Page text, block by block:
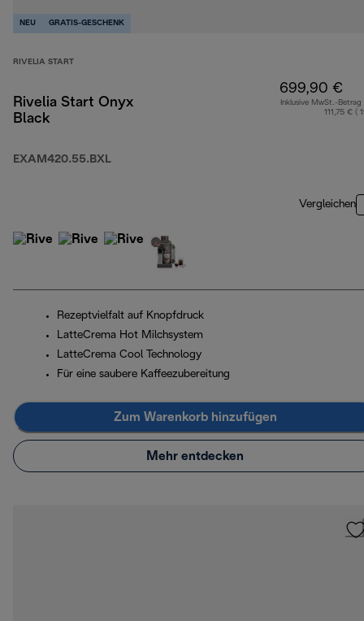
NEU GRATIS-GESCHENK
RIVELIA START
Rivelia Start Onyx
Black
EXAM420.55.BXL
699,90 €
Inklusive MwSt.-Betrag
111,75 € (
Vergleichen
Rezeptvielfalt auf Knopfdruck
LatteCrema Hot Milchsystem
LatteCrema Cool Technology
Für eine saubere Kaffeezubereitung
Zum Warenkorb hinzufügen
Mehr entdecken